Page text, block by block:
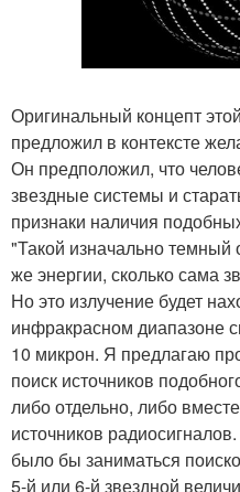
Оригинальный концепт
предложил в контексте
Он предположил, что
звездные системы и
признаки наличия
"Такой изначально темный
же энергии, сколько сама
Но это излучение будет
инфракрасном диапазоне
10 микрон. Я предлагаю
поиск источников
либо отдельно, либо
источников
было бы заниматься
5-й или 6-й звездной